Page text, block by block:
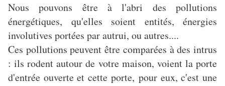
Nous pouvons être à l'abri des pollutions
énergétiques, qu'elles soient entités, énergies
involutives portées par autrui, ou autres....
Ces pollutions peuvent être comparées à des intrus
: ils rodent autour de votre maison, voient la porte
d'entrée ouverte et cette porte, pour eux, c'est une